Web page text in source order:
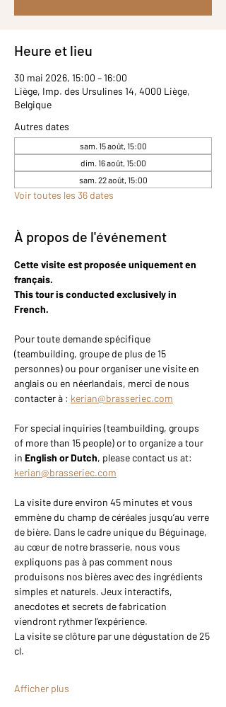
Heure et lieu
30 mai 2026, 15:00 – 16:00
Liège, Imp. des Ursulines 14, 4000 Liège,
Belgique
Autres dates
sam. 15 août, 15:00
dim. 16 août, 15:00
sam. 22 août, 15:00
Voir toutes les 36 dates
À propos de l'événement
Cette visite est proposée uniquement en
français.
This tour is conducted exclusively in
French.
Pour toute demande spécifique
(teambuilding, groupe de plus de 15
personnes) ou pour organiser une visite en
anglais ou en néerlandais, merci de nous
contacter à : kerian@brasseriec.com
For special inquiries (teambuilding, groups
of more than 15 people) or to organize a tour
in English or Dutch, please contact us at:
kerian@brasseriec.com
La visite dure environ 45 minutes et vous
emmène du champ de céréales jusqu’au verre
de bière. Dans le cadre unique du Béguinage,
au cœur de notre brasserie, nous vous
expliquons pas à pas comment nous
produisons nos bières avec des ingrédients
simples et naturels. Jeux interactifs,
anecdotes et secrets de fabrication
viendront rythmer l’expérience.
La visite se clôture par une dégustation de 25
cl.
Afficher plus